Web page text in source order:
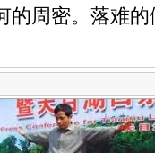
的周密。落难